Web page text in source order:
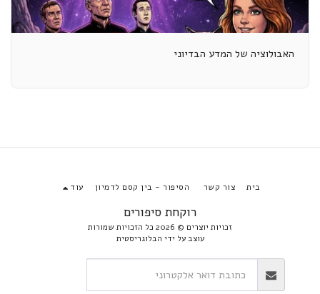
האבולוציה של המדע הבדיוני
רוקחת סיפורים
זכויות יוצרים © 2026 כל הזכויות שמורות
עוצב על ידי הבלוגריסטית
בית צור קשר הסיפור - בין קסם לדמיון עוד